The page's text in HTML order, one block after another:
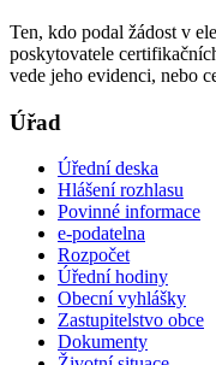
Ten, kdo podal žádost v
poskytovatele
vede jeho evidenci, nebo
Úřad
Úřední deska
Hlášení rozhlasu
Povinné informace
e-podatelna
Rozpočet
Úřední hodiny
Obecní vyhlášky
Zastupitelstvo obce
Dokumenty